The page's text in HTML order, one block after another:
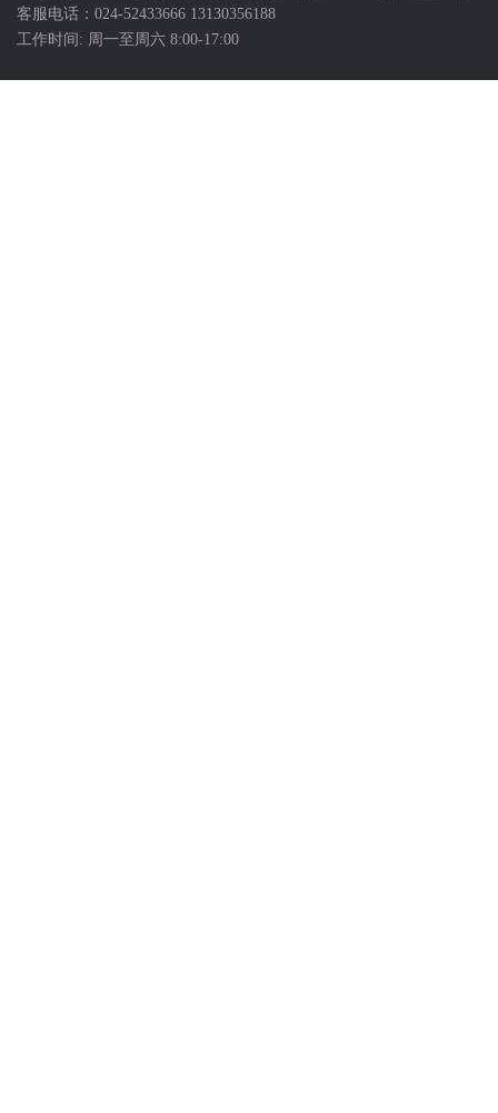
客服电话：024-52433666 13130356188
工作时间: 周一至周六 8:00-17:00